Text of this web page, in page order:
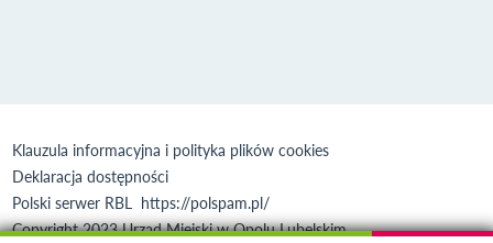
Klauzula informacyjna i polityka plików cookies
Deklaracja dostępności
Polski serwer RBL https://polspam.pl/
Copyright 2023 Urząd Miejski w Opolu Lubelskim